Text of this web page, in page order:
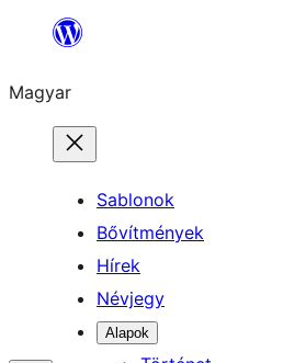
Ugrás
tartalomhoz
Magyar
Sablonok
Bővítmények
Hírek
Névjegy
Alapok